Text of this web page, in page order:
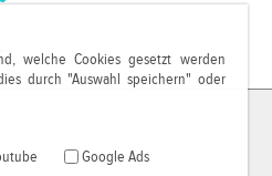
welche Cookies gesetzt werden
durch "Auswahl speichern" oder
Google Ads